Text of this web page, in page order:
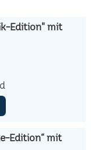
Edition" mit
Edition“ mit